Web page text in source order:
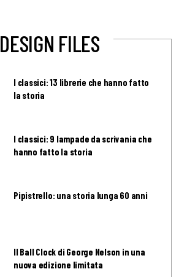
DESIGN FILES
I classici: 13 librerie che hanno fatto
la storia
I classici: 9 lampade da scrivania che
hanno fatto la storia
Pipistrello: una storia lunga 60 anni
Il Ball Clock di George Nelson in una
nuova edizione limitata